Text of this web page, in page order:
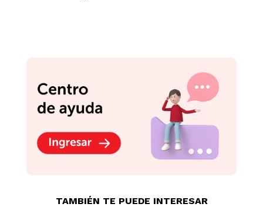
TAMBIÉN TE PUEDE INTERESAR